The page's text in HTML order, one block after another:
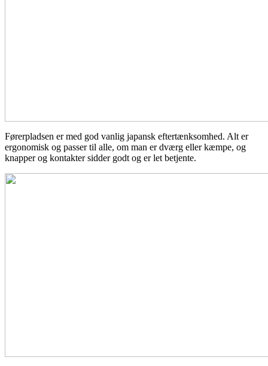
Førerpladsen er med god vanlig japansk eftertænksomhed. Alt er
ergonomisk og passer til alle, om man er dværg eller kæmpe, og
knapper og kontakter sidder godt og er let betjente.